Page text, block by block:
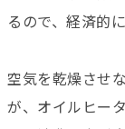
るので、経済的
空気を乾燥させ
が、オイルヒー